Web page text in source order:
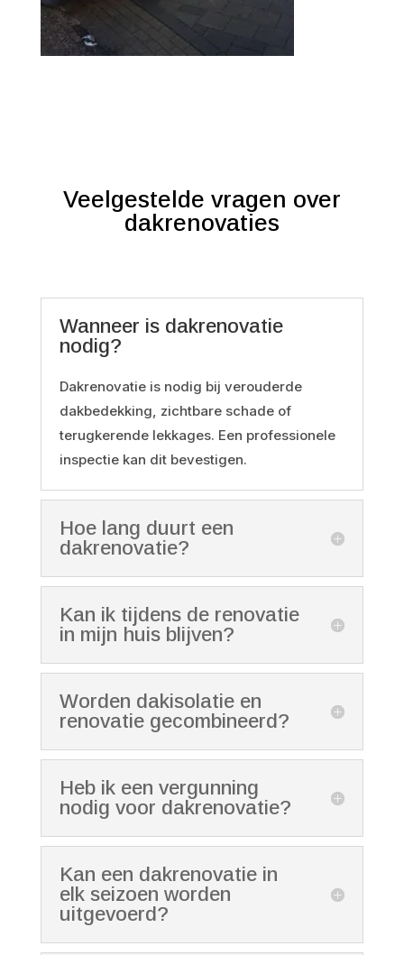
Veelgestelde vragen over
dakrenovaties
Wanneer is dakrenovatie
nodig?
Dakrenovatie is nodig bij verouderde
dakbedekking, zichtbare schade of
terugkerende lekkages. Een professionele
inspectie kan dit bevestigen.
Hoe lang duurt een
dakrenovatie?
Kan ik tijdens de renovatie
in mijn huis blijven?
Worden dakisolatie en
renovatie gecombineerd?
Heb ik een vergunning
nodig voor dakrenovatie?
Kan een dakrenovatie in
elk seizoen worden
uitgevoerd?